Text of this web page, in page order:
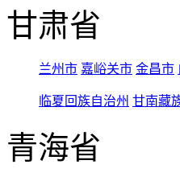
甘肃省
兰州市 嘉峪关市 金昌市
临夏回族自治州 甘南藏
青海省